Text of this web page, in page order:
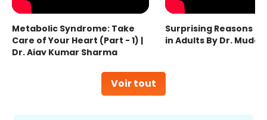
Voir tout
Metabolic Syndrome: Take
Care of Your Heart (Part - 1) |
Dr. Ajay Kumar Sharma
Surprising Reasons
in Adults By Dr.